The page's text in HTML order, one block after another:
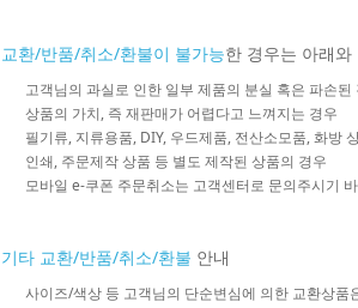
교환/반품/취소/환불이 불가능한 경우는 아래와
고객님의 과실로 인한 일부 제품의 분실 혹은 파손된
상품의 가치, 즉 재판매가 어렵다고 느껴지는 경우
필기류, 지류용품, DIY, 우드제품, 전산소모품, 화방
인쇄, 주문제작 상품 등 별도 제작된 상품의 경우
모바일 e-쿠폰 주문취소는 고객센터로 문의주시기
기타 교환/반품/취소/환불 안내
사이즈/색상 등 고객님의 단순변심에 의한 교환상